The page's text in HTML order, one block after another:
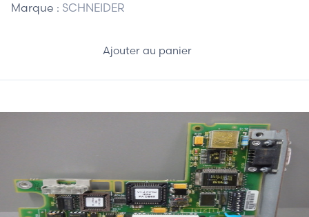
Marque : SCHNEIDER
Ajouter au panier